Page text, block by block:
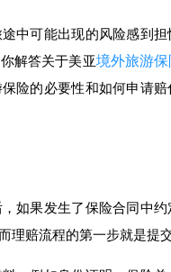
中可能出现的风险感到
解答关于美亚境外旅游
险的必要性和如何申请
如果发生了保险合同中
赔流程的第一步就是提交